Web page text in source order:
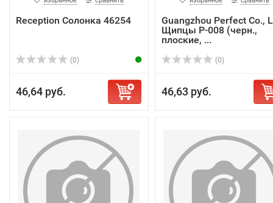
Reception Солонка 46254
(0)
46,64 руб.
Guangzhou Perfect Co.,
Щипцы P-008 (черн.,
плоские, ...
(0)
46,63 руб.